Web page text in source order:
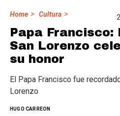
Home > Cultura >
Papa Francisco:
San Lorenzo
su honor
El Papa Francisco fue
Lorenzo
HUGO CARREON